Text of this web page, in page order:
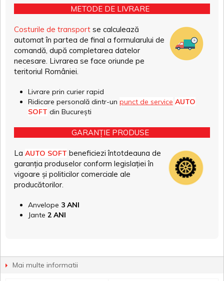
METODE DE LIVRARE
Costurile de transport se calculează
automat în partea de final a formularului de
comandă, după completarea datelor
necesare. Livrarea se face oriunde pe
teritoriul României.
Livrare prin curier rapid
Ridicare personală dintr-un punct de service AUTO
SOFT din București
GARANȚIE PRODUSE
La AUTO SOFT beneficiezi întotdeauna de
garanția produselor conform legislației în
vigoare și politicilor comerciale ale
producătorilor.
Anvelope 3 ANI
Jante 2 ANI
Mai multe informatii